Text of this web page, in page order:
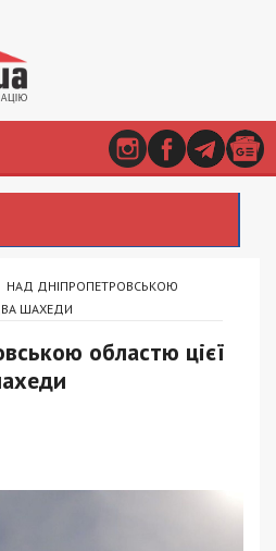
НАД ДНІПРОПЕТРОВСЬКОЮ
ШАХЕДИ
областю цієї